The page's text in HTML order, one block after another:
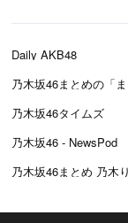
Daily AKB48
乃木坂46まとめの「ま
乃木坂46タイムズ
乃木坂46 - NewsPod
乃木坂46まとめ 乃木